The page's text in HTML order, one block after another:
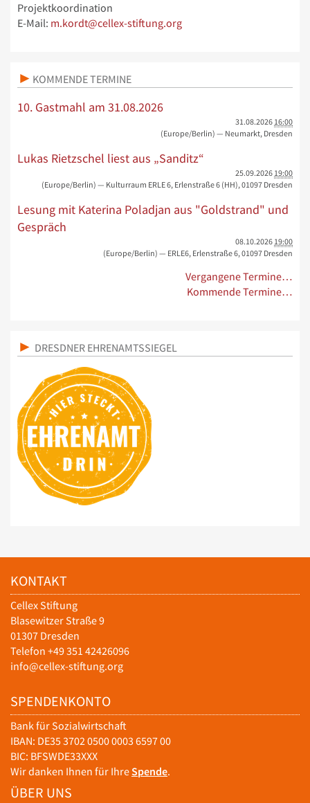
Projektkoordination
E-Mail: m.kordt@cellex-stiftung.org
KOMMENDE TERMINE
10. Gastmahl am 31.08.2026
31.08.2026 16:00
(Europe/Berlin) — Neumarkt, Dresden
Lukas Rietzschel liest aus „Sanditz“
25.09.2026 19:00
(Europe/Berlin) — Kulturraum ERLE 6, Erlenstraße 6 (HH), 01097 Dresden
Lesung mit Katerina Poladjan aus "Goldstrand" und
Gespräch
08.10.2026 19:00
(Europe/Berlin) — ERLE6, Erlenstraße 6, 01097 Dresden
Vergangene Termine…
Kommende Termine…
DRESDNER EHRENAMTSSIEGEL
KONTAKT
Cellex Stiftung
Blasewitzer Straße 9
01307 Dresden
Telefon +49 351 42426096
info@cellex-stiftung.org
SPENDENKONTO
Bank für Sozialwirtschaft
IBAN: DE35 3702 0500 0003 6597 00
BIC: BFSWDE33XXX
Wir danken Ihnen für IhreSpende.
ÜBER UNS